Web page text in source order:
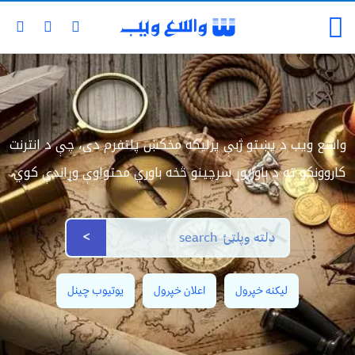
واسع ویب د پښتو ژبې پرلیکه مخکښ پلتفرم دی، چې د انترنت
کاروونکو ته د باور وړ سرچینو څخه باوري محتواوې وړاندې کوي.
>
لیکنه خپرول اعلان خپرول یوتیوب چینل